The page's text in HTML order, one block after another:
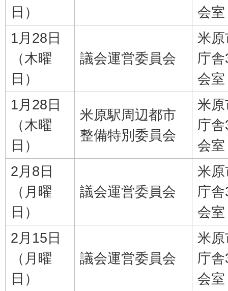
日）
会室
1月28日
（木曜
日）
議会運営委員会
米
庁
会室
1月28日
（木曜
日）
米原駅周辺都市
整備特別委員会
米
庁
会室
2月8日
（月曜
日）
議会運営委員会
米
庁
会室
2月15日
（月曜
日）
議会運営委員会
米
庁
会室